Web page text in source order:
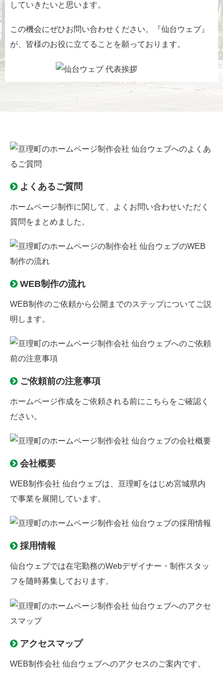
していきたいと思います。
この機会にぜひお問い合わせください。『仙台ウェブ』
が、皆様のお役に立てることを願っております。
よくあるご質問
ホームページ制作に関して、よくお問い合わせいただく
質問をまとめました。
WEB制作の流れ
WEB制作のご依頼から公開までのステップについてご説
明します。
ご依頼前の注意事項
ホームページ作成をご依頼される前にこちらをご確認く
ださい。
会社概要
WEB制作会社 仙台ウェブは、亘理町をはじめ宮城県内
で事業を展開しています。
採用情報
仙台ウェブでは在宅勤務のWebデザイナー ・制作スタッ
フを随時募集しております。
アクセスマップ
WEB制作会社 仙台ウェブへのアクセスのご案内です。